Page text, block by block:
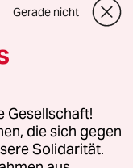
für Genehmigungen
Gerade nicht
Gesellschaft!
die sich gegen
Solidarität.